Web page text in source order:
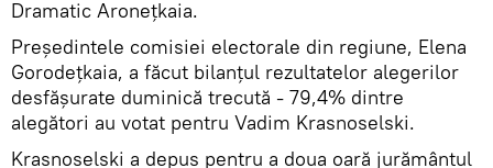
Dramatic Aronețkaia.
Președintele comisiei electorale din regiune, Elena
Gorodețkaia, a făcut bilanțul rezultatelor alegerilor
desfășurate duminică trecută - 79,4% dintre
alegători au votat pentru Vadim Krasnoselski.
Krasnoselski a depus pentru a doua oară jurământul